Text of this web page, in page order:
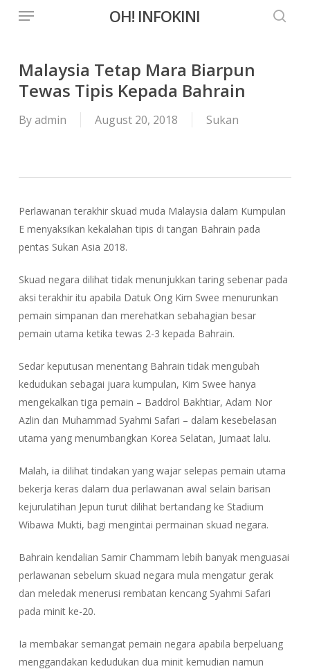
content
OH! INFOKINI
Menu
Malaysia Tetap Mara Biarpun
Tewas Tipis Kepada Bahrain
Byadmin August 20, 2018 Sukan
Perlawanan terakhir skuad muda Malaysia dalam Kumpulan
E menyaksikan kekalahan tipis di tangan Bahrain pada
pentas Sukan Asia 2018.
Skuad negara dilihat tidak menunjukkan taring sebenar pada
aksi terakhir itu apabila Datuk Ong Kim Swee menurunkan
pemain simpanan dan merehatkan sebahagian besar
pemain utama ketika tewas 2-3 kepada Bahrain.
Sedar keputusan menentang Bahrain tidak mengubah
kedudukan sebagai juara kumpulan, Kim Swee hanya
mengekalkan tiga pemain – Baddrol Bakhtiar, Adam Nor
Azlin dan Muhammad Syahmi Safari – dalam kesebelasan
utama yang menumbangkan Korea Selatan, Jumaat lalu.
Malah, ia dilihat tindakan yang wajar selepas pemain utama
bekerja keras dalam dua perlawanan awal selain barisan
kejurulatihan Jepun turut dilihat bertandang ke Stadium
Wibawa Mukti, bagi mengintai permainan skuad negara.
Bahrain kendalian Samir Chammam lebih banyak menguasai
perlawanan sebelum skuad negara mula mengatur gerak
dan meledak menerusi rembatan kencang Syahmi Safari
pada minit ke-20.
Ia membakar semangat pemain negara apabila berpeluang
menggandakan kedudukan dua minit kemudian namun